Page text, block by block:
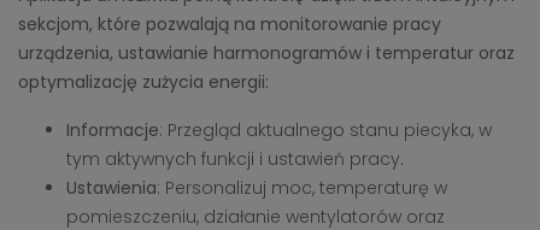
sekcjom, które pozwalają na monitorowanie pracy
urządzenia, ustawianie harmonogramów i temperatur oraz
optymalizację zużycia energii:
Informacje: Przegląd aktualnego stanu piecyka, w
tym aktywnych funkcji i ustawień pracy.
Ustawienia: Personalizuj moc, temperaturę w
pomieszczeniu, działanie wentylatorów oraz